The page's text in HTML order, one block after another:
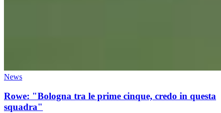
News
Rowe: "Bologna tra le prime cinque, credo in questa
squadra"